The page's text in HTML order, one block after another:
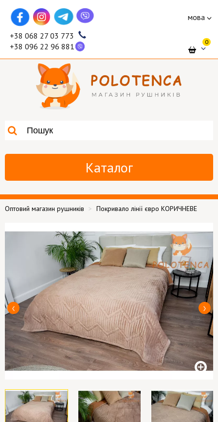
мова
+38 068 27 03 773
+38 096 22 96 881
0
Каталог
Оптовий магазин рушників Покривало лінії євро КОРИЧНЕВЕ